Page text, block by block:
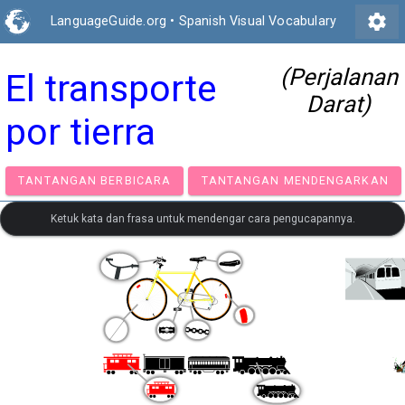
LanguageGuide.org • Spanish Visual Vocabulary settings
El transporte
por tierra
(Perjalanan
Darat)
TANTANGAN BERBICARA TANTANGAN
Ketuk kata dan frasa untuk mendengar cara pengucapannya.